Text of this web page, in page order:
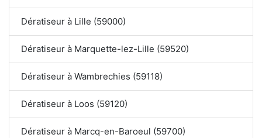
Dératiseur à Lille (59000)
Dératiseur à Marquette-lez-Lille (59520)
Dératiseur à Wambrechies (59118)
Dératiseur à Loos (59120)
Dératiseur à Marcq-en-Baroeul (59700)